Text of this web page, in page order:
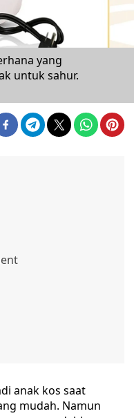
yang
untuk sahur.
anak kos saat
mudah. Namun